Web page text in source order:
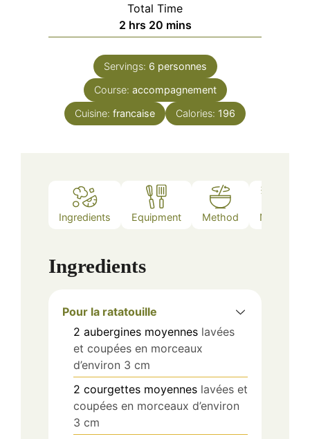
Total Time
2hours
hrs 20minutes
mins
Servings: 6 personnes
Course: accompagnement
Cuisine: francaise Calories: 196
Ingredients Equipment Method Notes
Ingredients
Pour la ratatouille
2 aubergines moyennes lavées
et coupées en morceaux
d’environ 3 cm
2 courgettes moyennes lavées et
coupées en morceaux d’environ
3 cm